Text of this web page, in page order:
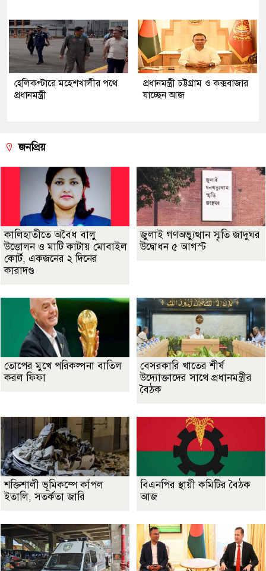
হেলিকপ্টারে মহেশখালীর পথে
প্রধানমন্ত্রী
প্রধানমন্ত্রী চট্টগ্রাম ও কক্সবাজার
যাচ্ছেন আজ
জনপ্রিয়
কালিহাতীতে অবৈধ বালু
উত্তোলন ও মাটি কাটায় মোবাইল
কোর্ট, একজনের ২ দিনের
কারাদণ্ড
জুলাই গণঅভ্যুত্থান স্মৃতি জাদুঘর
উদ্বোধন ৫ আগস্ট
তোপের মুখে পরিকল্পনা বাতিল
করল ফিফা
বেসরকারি খাতের শীর্ষ
উদ্যোক্তাদের সাথে প্রধানমন্ত্রীর
বৈঠক
শক্তিশালী ভূমিকম্পে কাঁপল
ইতালি, সতর্কতা জারি
বিএনপির স্থায়ী কমিটির বৈঠক
আজ